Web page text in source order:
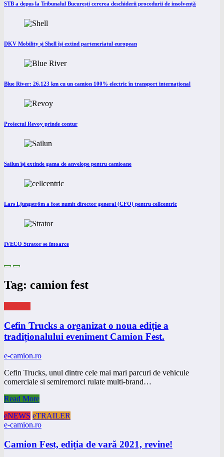
STB a depus la Tribunalul București cererea deschiderii procedurii de insolvență
DKV Mobility și Shell își extind parteneriatul european
Blue River: 26.123 km cu un camion 100% electric în transport internațional
Proiectul Revoy prinde contur
Sailun își extinde gama de anvelope pentru camioane
Lars Ljungström a fost numit director general (CFO) pentru cellcentric
IVECO Strator se întoarce
Tag: camion fest
Cefin Trucks a organizat o noua ediție a
tradiționalului eveniment Camion Fest.
e-camion.ro
Cefin Trucks, unul dintre cele mai mari parcuri de vehicule
comerciale si semiremorci rulate multi-brand…
Read More
eNEWS eTRAILER
e-camion.ro
Camion Fest, ediția de vară 2021, revine!